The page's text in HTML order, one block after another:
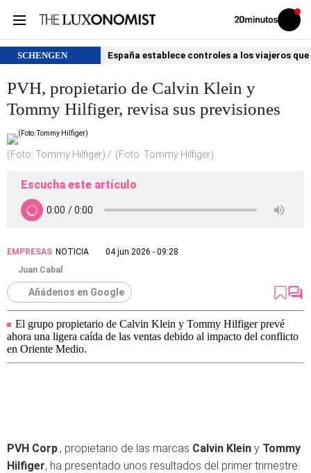
Volver
Iniciar
sesión
SCHENGEN España establece controles a los viajeros
PVH, propietario de Calvin Klein y
Tommy Hilfiger, revisa sus previsiones
(Foto: Tommy Hilfiger) (Foto: Tommy Hilfiger)
Escucha este artículo
EMPRESAS NOTICIA
04 jun 2026 - 09:28
Juan Cabal
Añádenos en Google
El grupo propietario de Calvin Klein y Tommy Hilfiger prevé
ahora una ligera caída de las ventas debido al impacto del conflicto
en Oriente Medio.
PVH Corp., propietario de las marcas Calvin Klein y Tommy
Hilfiger, ha presentado unos resultados del primer trimestre